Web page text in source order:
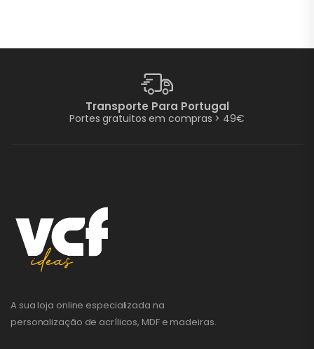
Transporte Para Portugal
Portes gratuitos em compras > 49€
A sua loja online especializada na
personalização de acrílicos, MDF e madeiras.